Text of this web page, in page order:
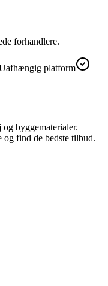
forhandlere.
platform
byggematerialer.
og find de bedste tilbud.